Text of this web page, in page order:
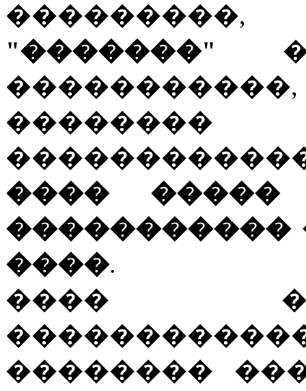
"�������"
���� �����
�����������
����.
����
��������